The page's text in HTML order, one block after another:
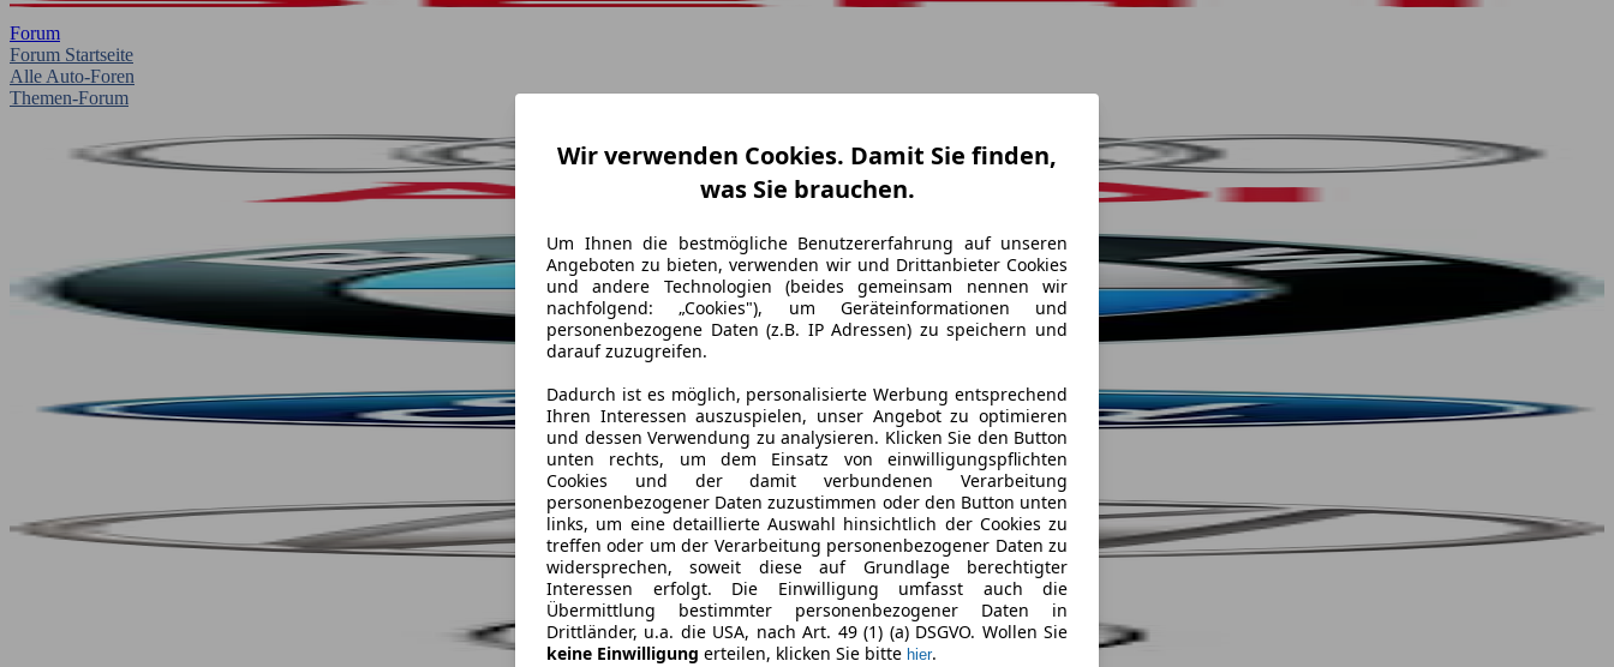
Forum
Forum Startseite
Alle Auto-Foren
Themen-Forum
Wir verwenden Cookies. Damit Sie finden,
was Sie brauchen.
Um Ihnen die bestmögliche Benutzererfahrung auf unseren
Angeboten zu bieten, verwenden wir und Drittanbieter Cookies
und andere Technologien (beides gemeinsam nennen wir
nachfolgend: „Cookies"), um Geräteinformationen und
personenbezogene Daten (z.B. IP Adressen) zu speichern und
darauf zuzugreifen.
Dadurch ist es möglich, personalisierte Werbung entsprechend
Ihren Interessen auszuspielen, unser Angebot zu optimieren
und dessen Verwendung zu analysieren. Klicken Sie den Button
unten rechts, um dem Einsatz von einwilligungspflichten
Cookies und der damit verbundenen Verarbeitung
personenbezogener Daten zuzustimmen oder den Button unten
links, um eine detaillierte Auswahl hinsichtlich der Cookies zu
treffen oder um der Verarbeitung personenbezogener Daten zu
widersprechen, soweit diese auf Grundlage berechtigter
Interessen erfolgt. Die Einwilligung umfasst auch die
Übermittlung bestimmter personenbezogener Daten in
Drittländer, u.a. die USA, nach Art. 49 (1) (a) DSGVO. Wollen Sie
keine Einwilligung erteilen, klicken Sie bitte hier.